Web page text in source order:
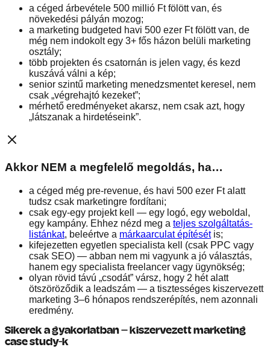
a céged árbevétele 500 millió Ft fölött van, és
növekedési pályán mozog;
a marketing budgeted havi 500 ezer Ft fölött van, de
még nem indokolt egy 3+ fős házon belüli marketing
osztály;
több projekten és csatornán is jelen vagy, és kezd
kuszává válni a kép;
senior szintű marketing menedzsmentet keresel, nem
csak „végrehajtó kezeket”;
mérhető eredményeket akarsz, nem csak azt, hogy
„látszanak a hirdetéseink”.
Akkor NEM a megfelelő megoldás, ha…
a céged még pre-revenue, és havi 500 ezer Ft alatt
tudsz csak marketingre fordítani;
csak egy-egy projekt kell — egy logó, egy weboldal,
egy kampány. Ehhez nézd meg a teljes szolgáltatás-
listánkat, beleértve a márkaarculat építésétis;
kifejezetten egyetlen specialista kell (csak PPC vagy
csak SEO) — abban nem mi vagyunk a jó választás,
hanem egy specialista freelancer vagy ügynökség;
olyan rövid távú „csodát” vársz, hogy 2 hét alatt
ötszöröződik a leadszám — a tisztességes kiszervezett
marketing 3–6 hónapos rendszerépítés, nem azonnali
eredmény.
Sikerek a gyakorlatban — kiszervezett marketing
case study-k